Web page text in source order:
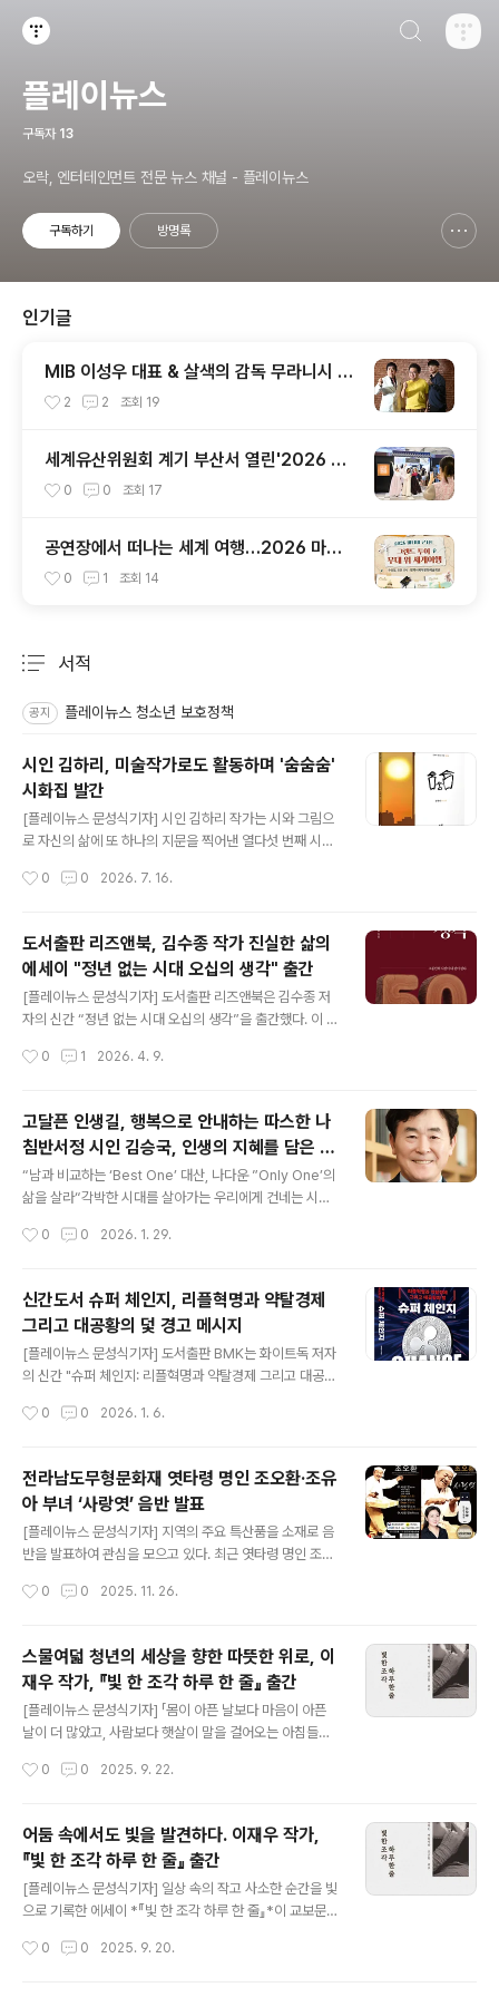
플레이뉴스
구독자 13
오락, 엔터테인먼트 전문 뉴스 채널 - 플레이뉴스
구독하기 방명록
인기글
MIB 이성우 대표 & 살색의 감독 무라니시 인
터뷰
2 2 조회 19
세계유산위원회 계기 부산서 열린'2026 찾
아가는 한복상점', 역대 최고 판매 성과
0 0 조회 17
공연장에서 떠나는 세계 여행…2026 마티
네 콘서트 '그랜드 투어-무대 위 세계여행' 하
0 1 조회 14
서적
공지 플레이뉴스 청소년 보호정책
시인 김하리, 미술작가로도 활동하며 '숨숨숨'
시화집 발간
[플레이뉴스 문성식기자] 시인 김하리 작가는 시와 그림으
로 자신의 삶에 또 하나의 지문을 찍어낸 열다섯 번째 시화
낌을 색으로 옮기는 작업을 하고 있다. 시와 그림은 단순할
현하고 그림으로 창작하였다. 억지로 꾸미지 않는 시와 그
림은 자연스러우며, 삶에서 만나는 일상의 시간을 예술적
으로 표현하여 쉽게 공감할 수 있는 이야기들을 시화집으
로 제작하였다. ‘숨숨숨’은 시 40편, 그림 43점으로 구성
되어 있다. ‘숨.1-생명(탄생)’, ‘숨.2-관계(인연)’, ‘숨.3-영
숨의 결을 따라간다. ‘숨숨숨’은 단순한 호흡이 아니라 살아
0 0 2026. 7. 16.
도서출판 리즈앤북, 김수종 작가 진실한 삶의
에세이 "정년 없는 시대 오십의 생각" 출간
[플레이뉴스 문성식기자] 도서출판 리즈앤북은 김수종 저
자의 신간 “정년 없는 시대 오십의 생각”을 출간했다. 이 책
대 독자들이 삶의 의미와 방향을 재조명하고, 앞으로의 시
에세이다. 저자는 오십을 맞이하며 느끼는 막막함, 당혹감,
그리고 그동안의 성취와 시간에 대한 회의를 솔직하게 드
러내면서도, 남은 시간을 두려움의 대상으로 보는 것이 아
니라 자신이 진정 원하는 삶을 선택할 기회로 바라볼 수 있
도록 이끈다. "정년 없는 시대 오십의 생각"은 제목에서 드
삶에서 벗어나, 오십 이후의 삶을 자신답게 살아가기 위한
0 1 2026. 4. 9.
고달픈 인생길, 행복으로 안내하는 따스한 나
침반서정 시인 김승국, 인생의 지혜를 담은 에
세이『인생＆행복 내비게이션』 출간
“남과 비교하는 ‘Best One’ 대산, 나다운 ”Only One’의
삶을 살라“각박한 시대를 살아가는 우리에게 건네는 시인
콘텐츠연구원장이자, 시집 『들꽃』, 『고요한 마음으로 그대
서 행복에 이를 수 있는 방향을 제시하는 에세이집 『인생&
행복 내비게이션』을 펴냈다. 이 책은 저자가 평생 몸소 겪
은 풍파 속에서 길어 올린 깨달음의 기록이다. 틈틈이 메모
해 둔 사유의 편린 중, 힘겨운 인생길에서 길을 잃은 이들에
인 글들을 가려 뽑아 엮었다. 또한, 이 책에는 자연에 대한
0 0 2026. 1. 29.
신간도서 슈퍼 체인지, 리플혁명과 약탈경제
그리고 대공황의 덫 경고 메시지
[플레이뉴스 문성식기자] 도서출판 BMK는 화이트독 저자
의 신간 "슈퍼 체인지: 리플혁명과 약탈경제 그리고 대공황
시스템의 실체를 낱낱이 파헤친다. 전 세계가 유례없는 부
융 질서의 붕괴와 새로운 세계 시스템의 도래를 예고하는
충격적인 전망서이다. 이 책은 지난 150년간의 금융·통화
질서가 어떻게 약탈 구조를 만들어왔는지, 그리고 지금 세
계가 어떤 방식으로 ‘기축통화의 대전환’ 국면에 들어섰는
지를 거시적 · 역사적 · 기술적으로 분석한 ‘미래 생존 보고
한 블록체인 기반 국제 결제망이 기존 SWIFT 체계를 어떻
0 0 2026. 1. 6.
전라남도무형문화재 엿타령 명인 조오환·조유
아 부녀 ‘사랑엿’ 음반 발표
[플레이뉴스 문성식기자] 지역의 주요 특산품을 소재로 음
반을 발표하여 관심을 모으고 있다. 최근 엿타령 명인 조오
트로트 곡 ‘사랑엿’을 선보이며 음악적 재능을 펼치고 있다.
유아)까지 4대째 이어오고 있는 소중한 진도향토문화유산
으로 현재 진도엿타령보존회(회장 조오환)에서 각종 공연
활동을 통해 보전·전승을 이어오고 있다. 조오환 선생은 전
라남도무형문화재인 조도닻배노래 예능보유자이자 엿타령
명인으로 전국적으로 이름을 날리고 있으며, 딸 조유아는
중이다. 부녀간의 의기투합으로 트로트 ‘사랑엿’을 발표해
0 0 2025. 11. 26.
스물여덟 청년의 세상을 향한 따뜻한 위로, 이
재우 작가, 『빛 한 조각 하루 한 줄』 출간
[플레이뉴스 문성식기자] 「몸이 아픈 날보다 마음이 아픈
날이 더 많았고, 사람보다 햇살이 말을 걸어오는 아침들이
남겼다. 말보다 눈빛이, 설명보다 침묵이, 그리고 정답보다
들은 마치 자기 일기 속 오래된 문장을 다시 만난 듯한 친근
함과 공감을 느낀다. 이 책은 큰 목소리로 희망을 외치지 않
는다. 대신 조용히 곁을 지키며, 바쁜 일상에 잠시 숨 고를
수 있는 한 줄의 문장을 건넨다. 『빛 한 조각 하루 한 줄』은
하루에 한 페이지씩, 커피 한 잔을 마시면서, 혹은 잠들기전
있다. 또한 비어있는 페이지에 스스로 자신만의 한 문장 혹
0 0 2025. 9. 22.
어둠 속에서도 빛을 발견하다. 이재우 작가,
『빛 한 조각 하루 한 줄』 출간
[플레이뉴스 문성식기자] 일상 속의 작고 사소한 순간을 빛
으로 기록한 에세이 *『빛 한 조각 하루 한 줄』*이 교보문고
다. 『빛 한 조각 하루 한 줄』은 저자가 매일의 삶에서 발견
0 0 2025. 9. 20.